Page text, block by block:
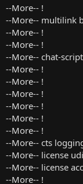
--More-- !
--More-- multilink
--More-- !
--More-- !
--More-- chat-
--More-- !
--More-- !
--More-- !
--More-- !
--More-- !
--More-- !
--More-- cts
--More-- license
--More-- license
--More-- !